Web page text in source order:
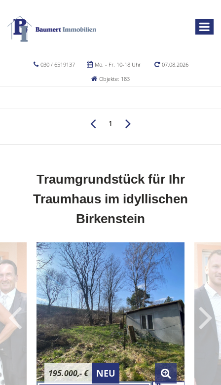
030 / 6519137 Mo. - Fr. 10-18 Uhr
07.08.2026
Objekte: 183
1
Traumgrundstück für Ihr
Traumhaus im idyllischen
Birkenstein
195.000,- € NEU